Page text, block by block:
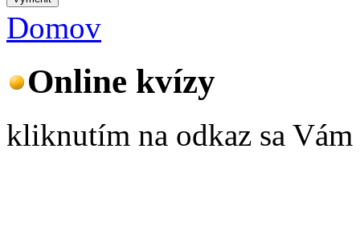
Domov
Online kvízy
kliknutím na odkaz sa